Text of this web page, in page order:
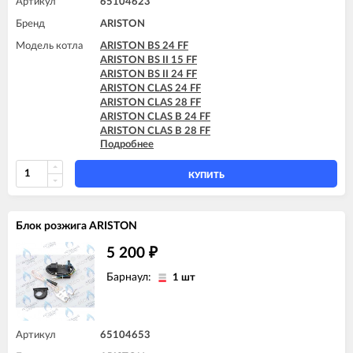
Бренд ARISTON
Модель котла
ARISTON BS 24 FF
ARISTON BS II 15 FF
ARISTON BS II 24 FF
ARISTON CLAS 24 FF
ARISTON CLAS 28 FF
ARISTON CLAS B 24 FF
ARISTON CLAS B 28 FF
ARISTON CLAS B 30 FF
ARISTON CLAS B EVO 24 FF
ARISTON CLAS B EVO 28 FF
ARISTON CLAS B EVO 30 FF
ARISTON CLAS EVO 28 FF
ARISTON CLAS EVO SYSTEM 24 FF
ARISTON CLAS EVO SYSTEM 28 FF
ARISTON CLAS EVO SYSTEM 32 FF
ARISTON CLAS SYSTEM 32 FF
Подробнее
КУПИТЬ
Блок розжига ARISTON
5 200 ₽
Барнаул: 1 шт
Артикул 65104653